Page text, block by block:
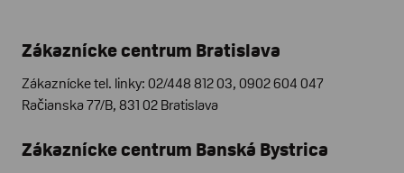
Zákaznícke centrum Bratislava
Zákaznícke tel. linky: 02/448 812 03, 0902 604 047
Račianska 77/B, 831 02 Bratislava
Zákaznícke centrum Banská Bystrica